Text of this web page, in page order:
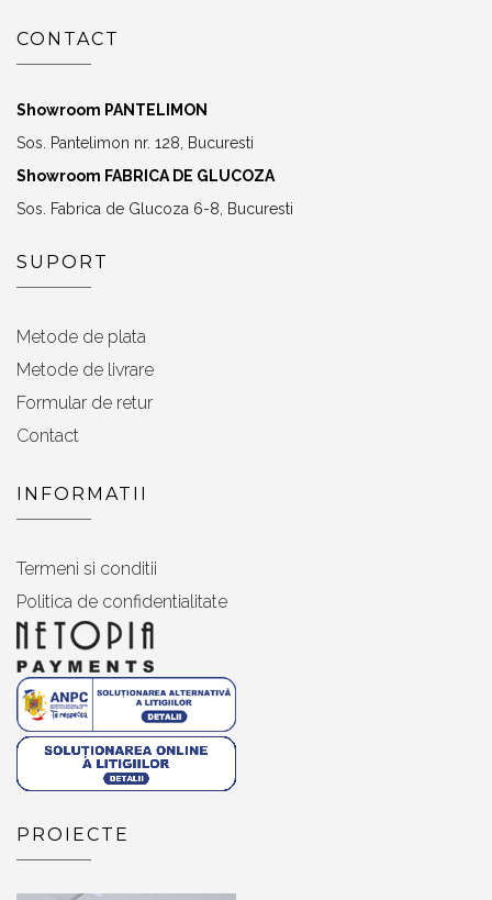
CONTACT
Showroom PANTELIMON
Sos. Pantelimon nr. 128, Bucuresti
Showroom FABRICA DE GLUCOZA
Sos. Fabrica de Glucoza 6-8, Bucuresti
SUPORT
Metode de plata
Metode de livrare
Formular de retur
Contact
INFORMATII
Termeni si conditii
Politica de confidentialitate
PROIECTE